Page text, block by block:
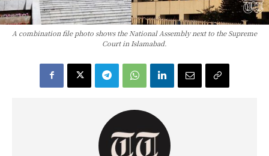
A combination file photo shows the National Assembly next to the Supreme
Court in Islamabad.